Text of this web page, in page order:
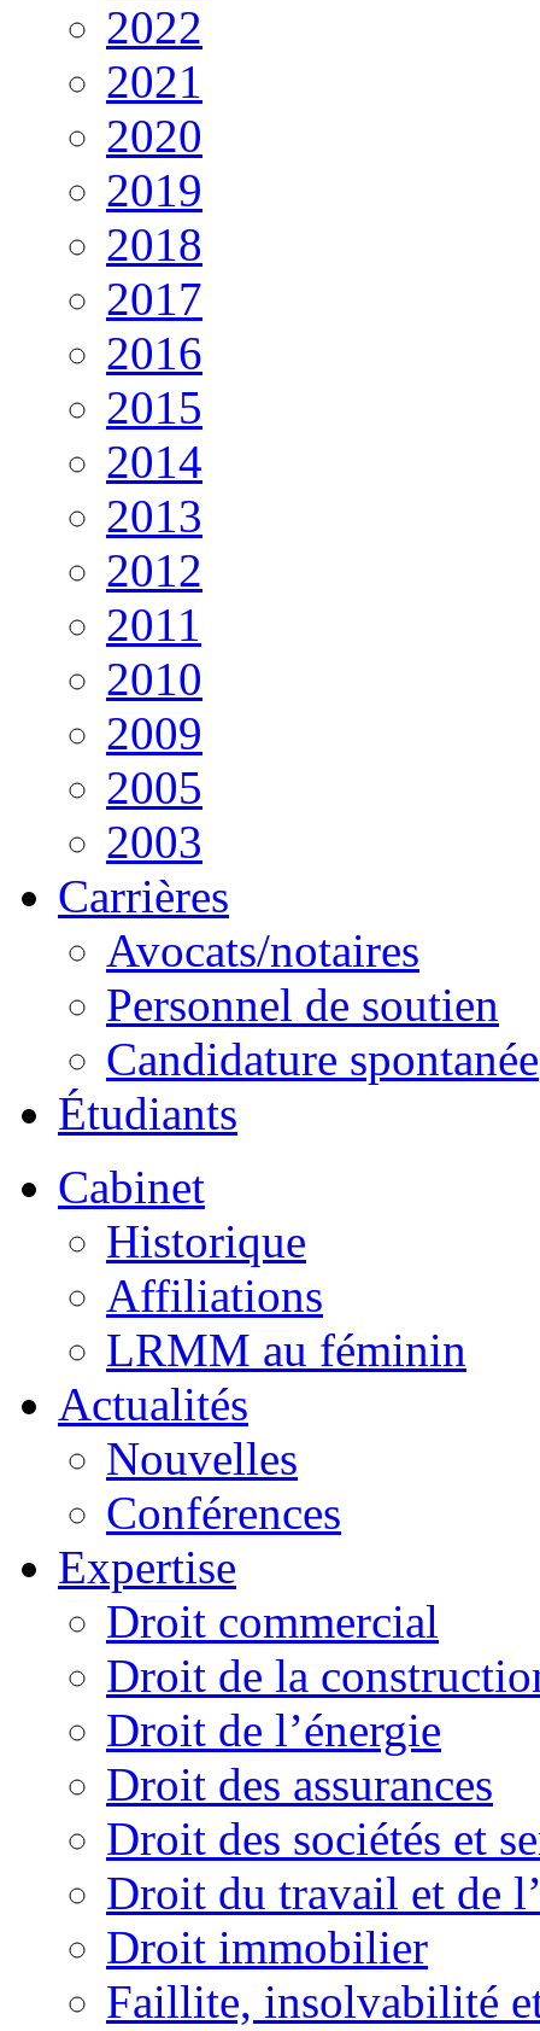
2022
2021
2020
2019
2018
2017
2016
2015
2014
2013
2012
2011
2010
2009
2005
2003
Carrières
Avocats/notaires
Personnel de soutien
Candidature spontanée
Étudiants
Cabinet
Historique
Affiliations
LRMM au féminin
Actualités
Nouvelles
Conférences
Expertise
Droit commercial
Droit de la
Droit de l’énergie
Droit des assurances
Droit des sociétés et
Droit du travail et de
Droit immobilier
Faillite, insolvabilité